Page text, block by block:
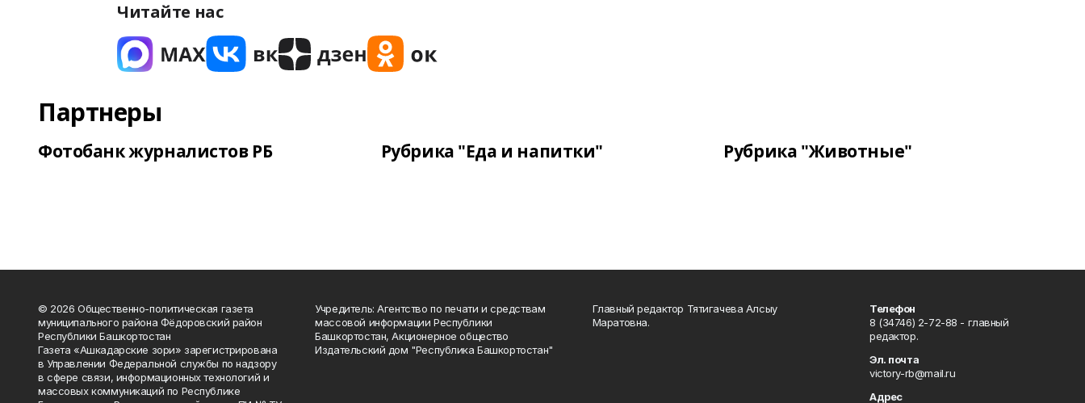
Читайте нас
Партнеры
Фотобанк журналистов РБ Рубрика "Еда и напитки" Рубрика "Животные"
© 2026 Общественно-политическая газета
муниципального района Фёдоровский район
Республики Башкортостан
Газета «Ашкадарские зори» зарегистрирована
в Управлении Федеральной службы по надзору
в сфере связи, информационных технологий и
массовых коммуникаций по Республике
Учредитель: Агентство по печати и средствам
массовой информации Республики
Башкортостан, Акционерное общество
Издательский дом "Республика Башкортостан"
Главный редактор Тятигачева Алсыу
Маратовна.
Телефон
8 (34746) 2-72-88 - главный
редактор.
Эл. почта
victory-rb@mail.ru
Адрес